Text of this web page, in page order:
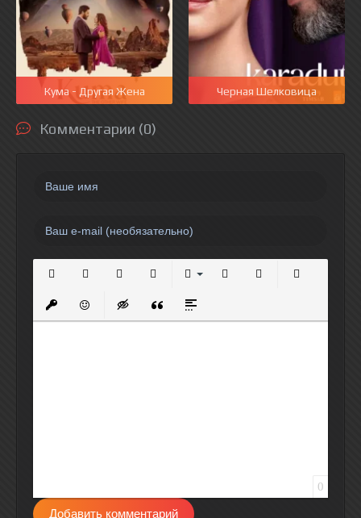
Кума - Другая Жена Черная Шелковица
Комментарии (0)
Вставить защищенную ссылку
Вставить смайлик
Вставка скрытого текста
Вставка цитаты
Вставка спойлера
0
Добавить комментарий